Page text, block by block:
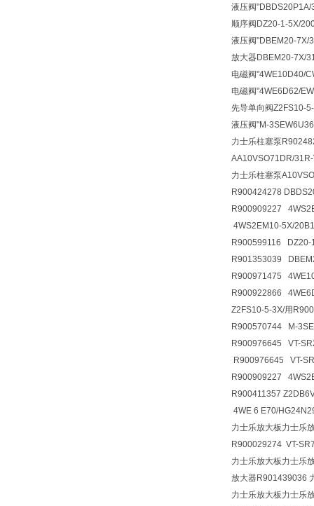
液压阀
顺序阀 DZ20-1-5X/
液压阀"DBEM20-7X/
放大器DBEM20-7X/
电磁阀"4WE10D40/
电磁阀"4WE6D62/
先导单向阀Z2FS10-
液压阀"M-
力士乐柱塞泵
AA10VSO71DR/
力士乐柱塞泵
R900424278
R900909227
4WS2EM10-5X/
R900599116 DZ20-
R901353039
R900971475
R900922866
Z2FS10-5-3X/用
R900570744 M-
R900976645 VT-
R900976645 VT-
R900909227
R900411357
4WE 6 E70/
力士乐放大板力士乐
R900029274 VT-
力士乐放大板力士乐
放大器R901439036
力士乐放大板力士乐